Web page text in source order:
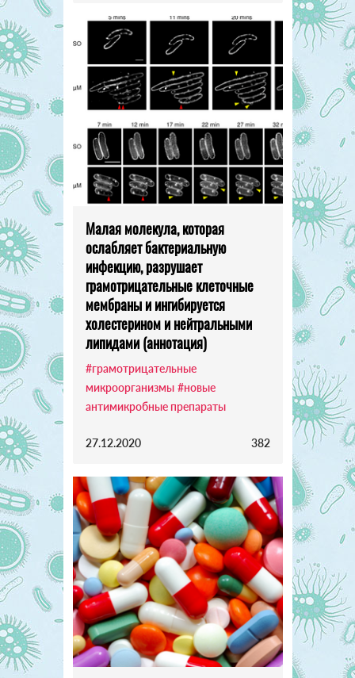
Малая молекула, которая
ослабляет бактериальную
инфекцию, разрушает
грамотрицательные клеточные
мембраны и ингибируется
холестерином и нейтральными
липидами (аннотация)
#грамотрицательные
микроорганизмы #новые
антимикробные препараты
27.12.2020 382